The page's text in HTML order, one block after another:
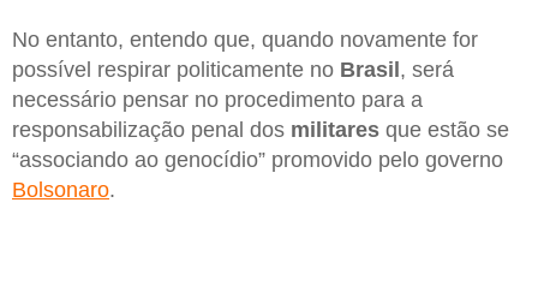
No entanto, entendo que, quando novamente for
possível respirar politicamente no Brasil , será
necessário pensar no procedimento para a
responsabilização penal dos militares que estão se
“associando ao genocídio” promovido pelo governo
Bolsonaro.